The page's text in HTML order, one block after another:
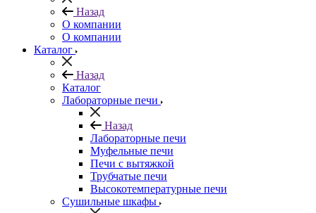
Назад
О компании
О компании
Каталог
Назад
Каталог
Лабораторные печи
Назад
Лабораторные печи
Муфельные печи
Печи с вытяжкой
Трубчатые печи
Высокотемпературные печи
Сушильные шкафы